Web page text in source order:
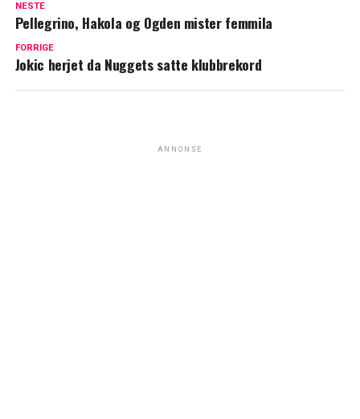
NESTE
Pellegrino, Hakola og Ogden mister femmila
FORRIGE
Jokic herjet da Nuggets satte klubbrekord
ANNONSE